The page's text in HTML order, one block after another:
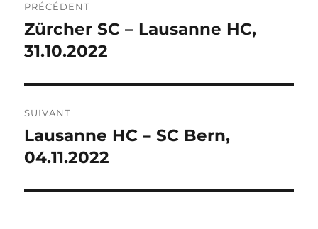
DE
L’ARTICLE
PRÉCÉDENT
Publication
précédente :
Zürcher SC – Lausanne HC,
31.10.2022
SUIVANT
Publication
suivante :
Lausanne HC – SC Bern,
04.11.2022